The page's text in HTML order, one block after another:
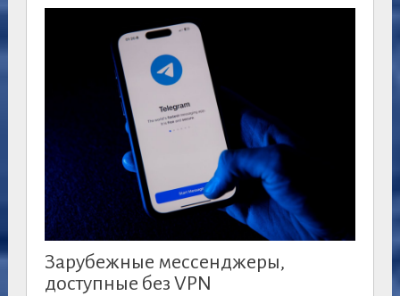
Зарубежные мессенджеры,
доступные без VPN